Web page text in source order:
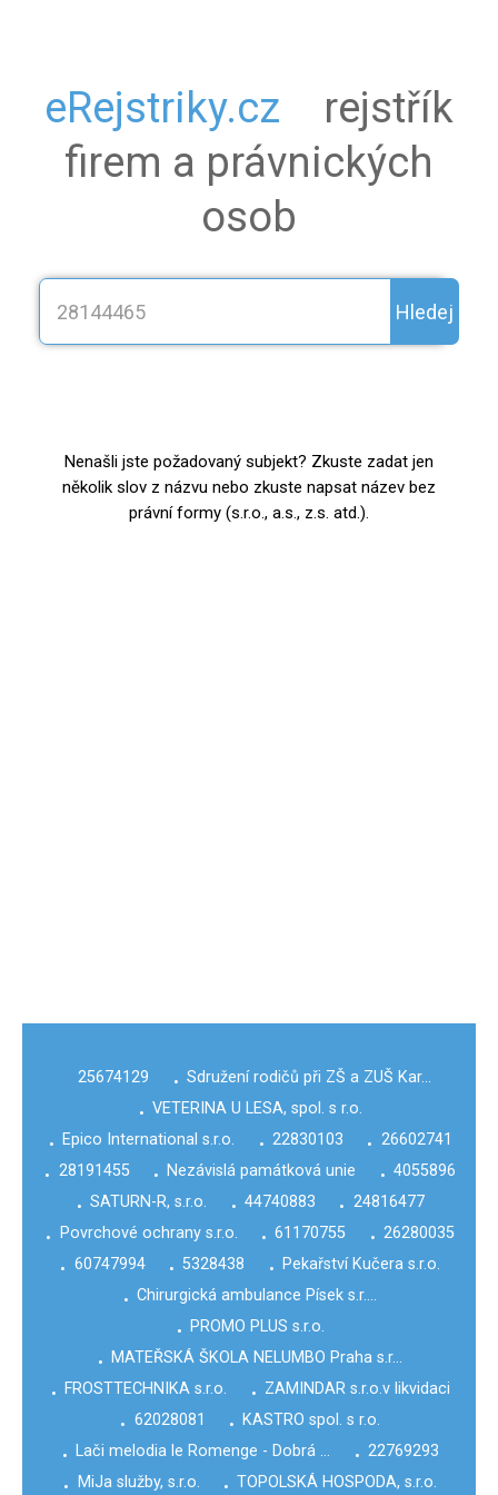
eRejstriky.cz
rejstřík
firem a právnických
osob
Hledej
Nenašli jste požadovaný subjekt? Zkuste zadat jen
několik slov z názvu nebo zkuste napsat název bez
právní formy (s.r.o., a.s., z.s. atd.).
25674129 • Sdružení rodičů při ZŠ a ZUŠ Kar…
• VETERINA U LESA, spol. s r.o.
• Epico International s.r.o. • 22830103 • 26602741
• 28191455 • Nezávislá památková unie • 4055896
• SATURN-R, s.r.o. • 44740883 • 24816477
•
Povrchové ochrany s.r.o. • 61170755 • 26280035
• 60747994 • 5328438 • Pekařství Kučera s.r.o.
• Chirurgická ambulance Písek s.r.…
• PROMO PLUS s.r.o.
• MATEŘSKÁ ŠKOLA NELUMBO Praha s.r…
• FROSTTECHNIKA s.r.o. • ZAMINDAR s.r.o.v likvidaci
• 62028081 • KASTRO spol. s r.o.
• Lači melodia le Romenge - Dobrá … • 22769293
•
MiJa služby, s.r.o. • TOPOLSKÁ HOSPODA, s.r.o.